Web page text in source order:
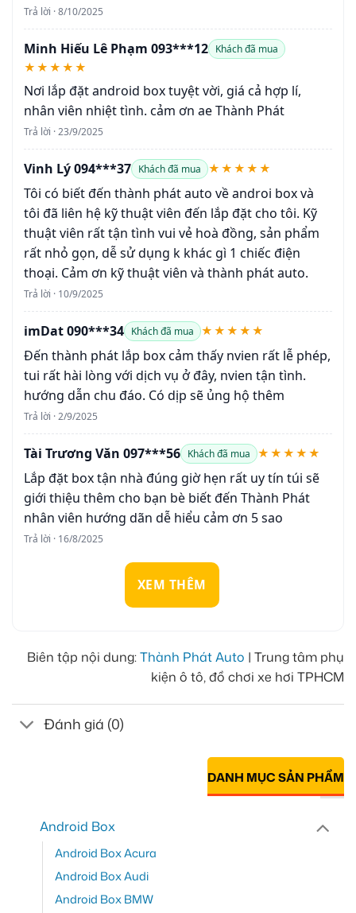
Trả lời · 8/10/2025
Minh Hiếu Lê Phạm 093***12 Khách đã mua
★★★★★
Nơi lắp đặt android box tuyệt vời, giá cả hợp lí,
nhân viên nhiệt tình. cảm ơn ae Thành Phát
Trả lời · 23/9/2025
Vinh Lý 094***37 Khách đã mua ★★★★★
Tôi có biết đến thành phát auto về androi box và
tôi đã liên hệ kỹ thuật viên đến lắp đặt cho tôi. Kỹ
thuật viên rất tận tình vui vẻ hoà đồng, sản phẩm
rất nhỏ gọn, dễ sử dụng k khác gì 1 chiếc điện
thoại. Cảm ơn kỹ thuật viên và thành phát auto.
Trả lời · 10/9/2025
imDat 090***34 Khách đã mua ★★★★★
Đến thành phát lắp box cảm thấy nvien rất lễ phép,
tui rất hài lòng với dịch vụ ở đây, nvien tận tình.
hướng dẫn chu đáo. Có dịp sẽ ủng hộ thêm
Trả lời · 2/9/2025
Tài Trương Văn 097***56 Khách đã mua ★★★★★
Lắp đặt box tận nhà đúng giờ hẹn rất uy tín túi sẽ
giới thiệu thêm cho bạn bè biết đến Thành Phát
nhân viên hướng dãn dễ hiểu cảm ơn 5 sao
Trả lời · 16/8/2025
XEM THÊM
Biên tập nội dung:Thành Phát Auto | Trung tâm phụ
kiện ô tô, đồ chơi xe hơi TPHCM
Đánh giá (0)
DANH MỤC SẢN PHẨM
Android Box
Android Box Acura
Android Box Audi
Android Box BMW